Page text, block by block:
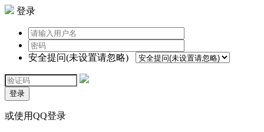
登录
安全提问(未设置请忽略)
登录
或使用QQ登录